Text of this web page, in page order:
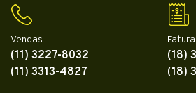
Vendas
(11) 3227-8032
(11) 3313-4827
(18)
(18)